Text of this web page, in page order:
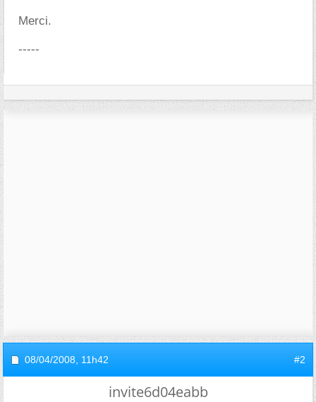
Merci.
-----
08/04/2008, 11h42 #2
invite6d04eabb